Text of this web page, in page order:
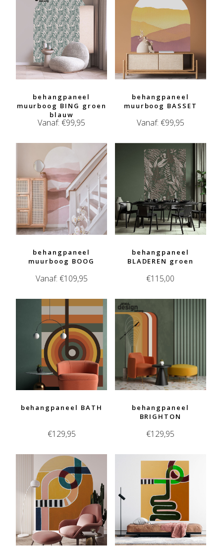
behangpaneel
muurboog BING groen
blauw
Vanaf:€99,95
behangpaneel
muurboog BASSET
Vanaf: €99,95
behangpaneel
muurboog BOOG
Vanaf: €109,95
behangpaneel
BLADEREN groen
€115,00
behangpaneel BATH
€129,95
behangpaneel
BRIGHTON
€129,95